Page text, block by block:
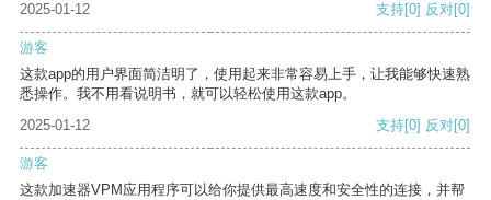
2025-01-12 支持[0] 反对[0]
游客
这款app的用户界面简洁明了，使用起来非常容易上手，让我能够快速熟
悉操作。我不用看说明书，就可以轻松使用这款app。
2025-01-12
支持[0] 反对[0]
游客
这款加速器VPM应用程序可以给你提供最高速度和安全性的连接，并帮